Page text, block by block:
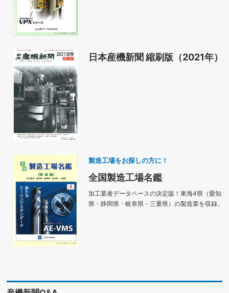
日本産機新聞 縮刷版（2021年）
製造工場をお探しの方に！
全国製造工場名鑑
加工業者データベースの決定版！東海4県（愛知
県・静岡県・岐阜県・三重県）の製造業を収録。